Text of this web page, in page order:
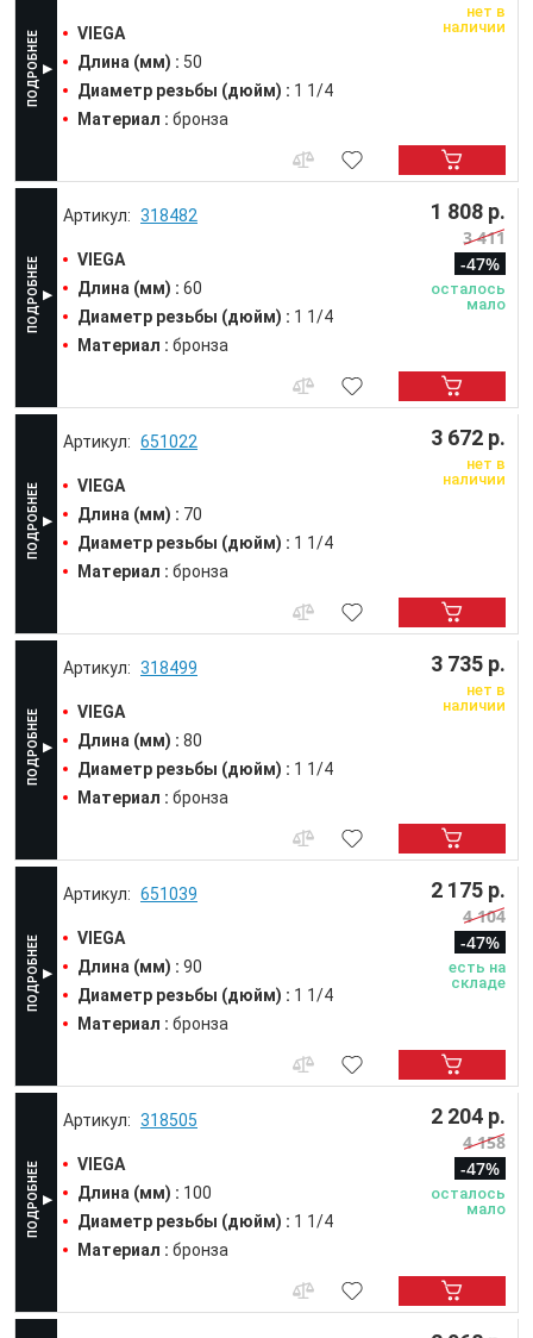
VIEGA
Длина (мм) : 50
Диаметр резьбы (дюйм) : 1 1/4
Материал : бронза
нет в
наличии
318482
VIEGA
Длина (мм) : 60
Диаметр резьбы (дюйм) : 1 1/4
Материал : бронза
1 808 р.
3 411
-47%
осталось
мало
651022
VIEGA
Длина (мм) : 70
Диаметр резьбы (дюйм) : 1 1/4
Материал : бронза
3 672 р.
нет в
наличии
318499
VIEGA
Длина (мм) : 80
Диаметр резьбы (дюйм) : 1 1/4
Материал : бронза
3 735 р.
нет в
наличии
651039
VIEGA
Длина (мм) : 90
Диаметр резьбы (дюйм) : 1 1/4
Материал : бронза
2 175 р.
4 104
-47%
есть на
складе
318505
VIEGA
Длина (мм) : 100
Диаметр резьбы (дюйм) : 1 1/4
Материал : бронза
2 204 р.
4 158
-47%
осталось
мало